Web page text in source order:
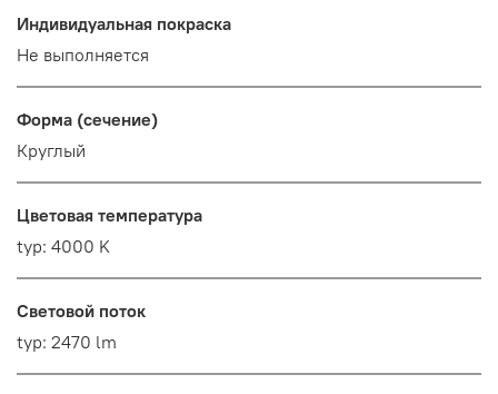
Индивидуальная покраска
Не выполняется
Форма (сечение)
Круглый
Цветовая температура
typ: 4000 K
Световой поток
typ: 2470 lm